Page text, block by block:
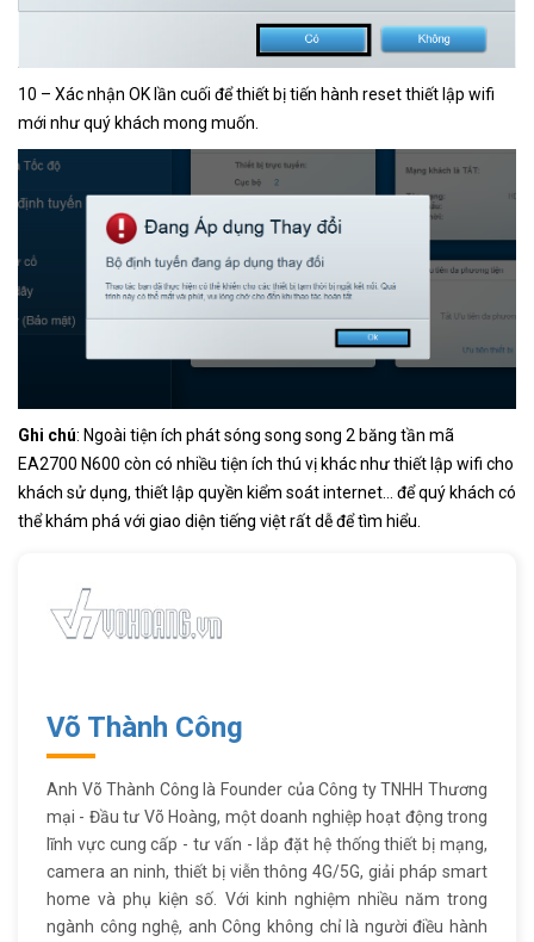
10 – Xác nhận OK lần cuối để thiết bị tiến hành reset thiết lập wifi
mới như quý khách mong muốn.
Ghi chú: Ngoài tiện ích phát sóng song song 2 băng tần mã
EA2700 N600 còn có nhiều tiện ích thú vị khác như thiết lập wifi cho
khách sử dụng, thiết lập quyền kiểm soát internet… để quý khách có
thể khám phá với giao diện tiếng việt rất dễ để tìm hiểu.
Võ Thành Công
Anh Võ Thành Công là Founder của Công ty TNHH Thương
mại - Đầu tư Võ Hoàng, một doanh nghiệp hoạt động trong
lĩnh vực cung cấp - tư vấn - lắp đặt hệ thống thiết bị mạng,
camera an ninh, thiết bị viễn thông 4G/5G, giải pháp smart
home và phụ kiện số. Với kinh nghiệm nhiều năm trong
ngành công nghệ, anh Công không chỉ là người điều hành